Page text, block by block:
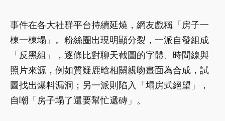
事件在各大社群平台持續延燒，網友戲稱「房子一
棟一棟塌」。粉絲圈出現明顯分裂，一派自發組成
「反黑組」，逐條比對聊天截圖的字體、時間線與
照片來源，例如質疑鹿晗相關親吻畫面為合成，試
圖找出爆料漏洞；另一派則陷入「塌房式絕望」，
自嘲「房子塌了還要幫忙遞磚」。